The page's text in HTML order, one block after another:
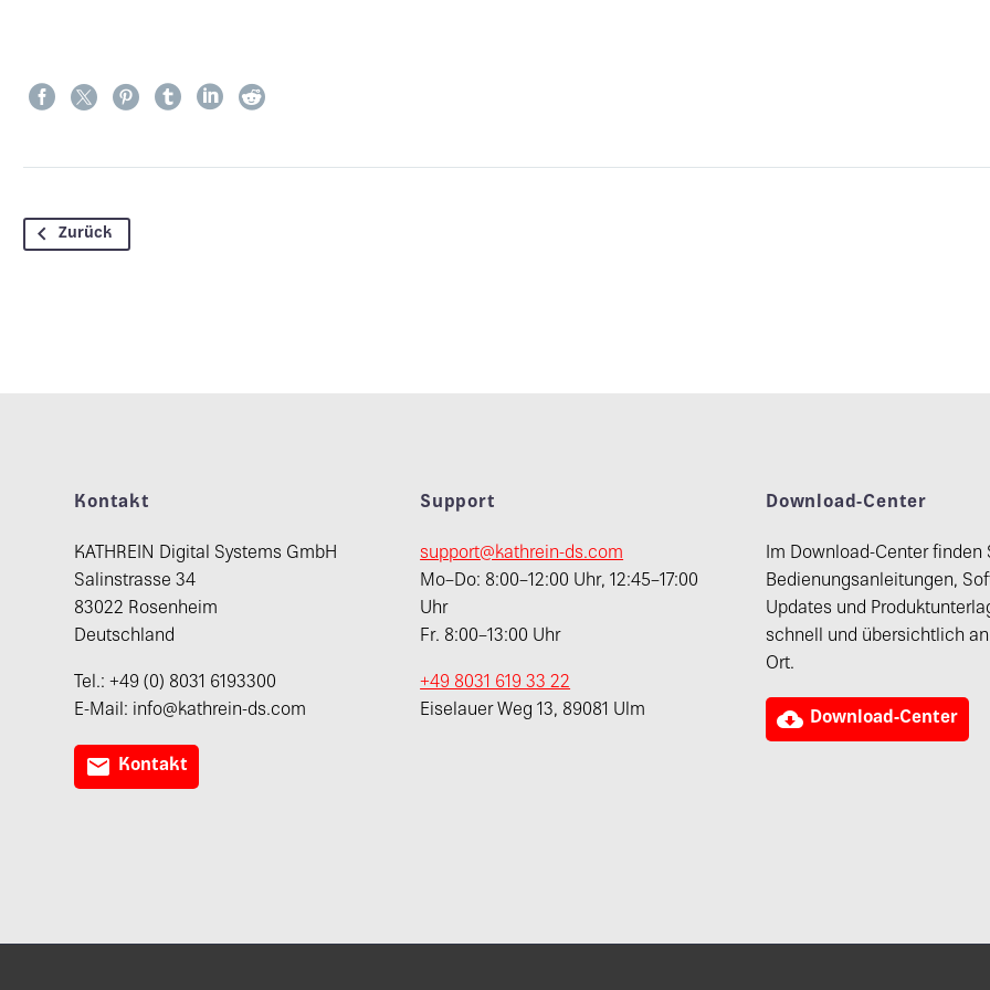
Zurück
Kontakt
KATHREIN Digital Systems GmbH
Salinstrasse 34
83022 Rosenheim
Deutschland
Tel.: +49 (0) 8031 6193300
E-Mail: info@kathrein-ds.com
 Kontakt
Support
support@kathrein-ds.com
Mo–Do: 8:00–12:00 Uhr, 12:45–17:00
Uhr
Fr. 8:00–13:00 Uhr
+49 8031 619 33 22
Eiselauer Weg 13, 89081 Ulm
Download-Center
Im Download-Center finden
Bedienungsanleitungen,
Updates und
schnell und übersichtlich
Ort.
 Download-Center